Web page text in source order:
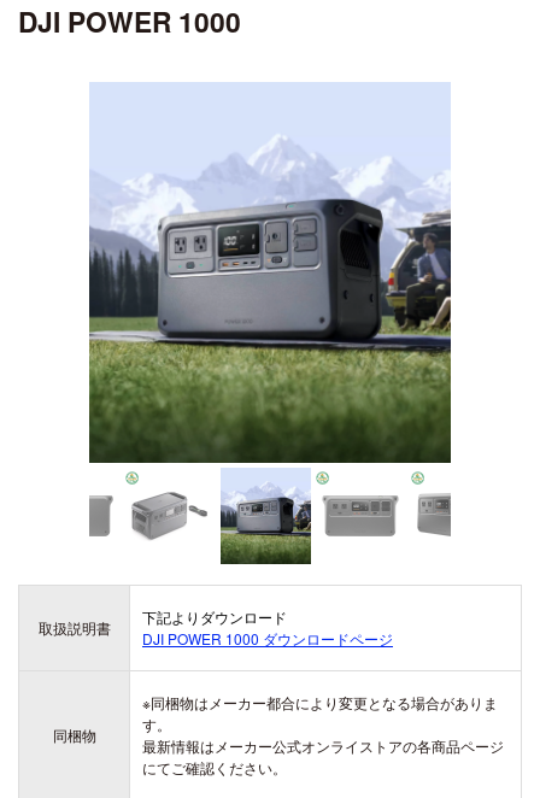
DJI AIR 3S
Mini シリーズ
DJI MINI 5 Pro
DJI MINI 4 Pro
DJI MINI 3
DJI MINI 4K
DJI LITO シリーズ
DJI LITO X1
ZENMUSE シリーズ
ZENMUSE L3
ZENMUSE L2
ZENMUSE L1
ZENMUSE P1
ZENMUSE V1
ZENMUSE S1
ZENMUSE H30シリーズ
ZENMUSE H20N
ZENMUSE H20
ZENMUSE H20T
DJI DOCK シリーズ
DJI DOCK 3
DJI DOCK 2
ciBoat
ciDrone TR-22
OSMO POCKET 4
DJI POCKET 2
OSMO MOBILEシリーズ
OSMO MOBILE 8P
OSMO MOBILE 8
OSMO MOBILE 7シリーズ
OSMO MOBILE 6
OSMO MOBILE SE
DJI ACTION シリーズ
OSMO ACTION 6
OSMO ACTION 5 PRO
OSMO ACTION 4
DJI ACTION 2
DJI MROMO P
CHASING
アクセサリー
AEROENTRY AERO-D-X1 外付型リモートID
DJI POWER 1000
取扱説明書
下記よりダウンロード
DJI POWER 1000 ダウンロードページ
同梱物
※同梱物はメーカー都合により変更となる場合がありま
す。
最新情報はメーカー公式オンライストアの各商品ページ
にてご確認ください。